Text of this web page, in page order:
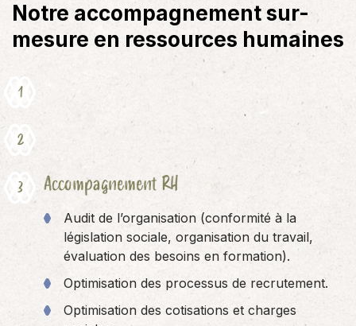
Notre accompagnement sur-
mesure en ressources humaines
Accompagnement RH
Audit de l’organisation (conformité à la
législation sociale, organisation du travail,
évaluation des besoins en formation).
Optimisation des processus de recrutement.
Optimisation des cotisations et charges